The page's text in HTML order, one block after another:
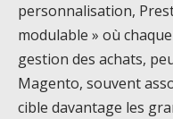
personnalisation,
modulable » où
gestion des achats,
Magento, souvent
cible davantage les